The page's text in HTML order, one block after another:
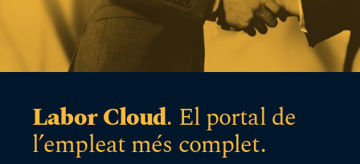
Labor Cloud. El portal de
l’empleat més complet.